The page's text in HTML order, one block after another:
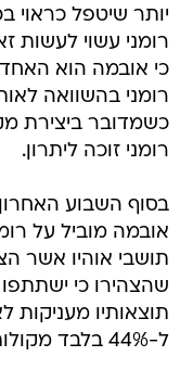
רומני בהשוואה
כשמדובר ביצירת
רומני זוכה ליתרון.
תושבי אוהיו אשר
ל-44% בלבד מקולות הבוחרים.